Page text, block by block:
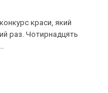
краси, який
раз. Чотирнадцять